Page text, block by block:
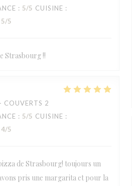
: 5/5 CUISINE :
5/5
Strasbourg !!
2
: 5/5 CUISINE :
4/5
de Strasbourg! toujours un
pris une margarita et pour la